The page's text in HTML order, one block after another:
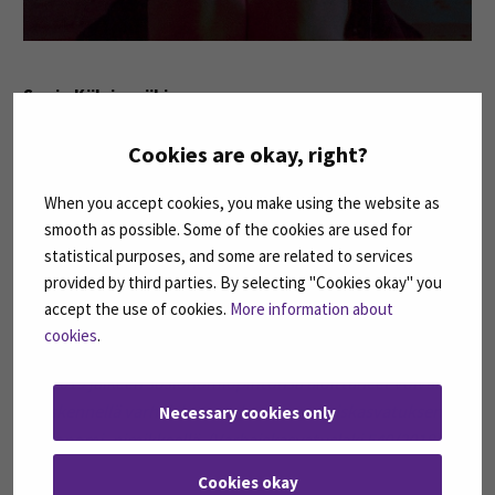
Cookies are okay, right?
When you accept cookies, you make using the website as
smooth as possible. Some of the cookies are used for
statistical purposes, and some are related to services
provided by third parties. By selecting "Cookies okay" you
accept the use of cookies. More information about
cookies.
Necessary cookies only
Cookies okay
Sonja Kälvinmäki
Linkki kehittämistehtävään ja aistituokiot
vinkkivihkoseen (pdf) »
1.9.2019 jälkeen sosionomiopintonsa aloittaneet voivat
työskennellä varhaiskasvatuksessa varhaiskasvatuksen
sosionomi -nimikkeellä. (Varhaiskasvatuslaki 540/2018).